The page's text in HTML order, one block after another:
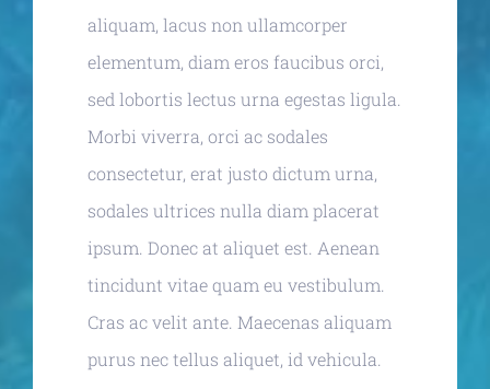
aliquam, lacus non ullamcorper
elementum, diam eros faucibus orci,
sed lobortis lectus urna egestas ligula.
Morbi viverra, orci ac sodales
consectetur, erat justo dictum urna,
sodales ultrices nulla diam placerat
ipsum. Donec at aliquet est. Aenean
tincidunt vitae quam eu vestibulum.
Cras ac velit ante. Maecenas aliquam
purus nec tellus aliquet, id vehicula.